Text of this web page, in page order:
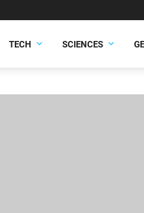
TECH SCIENCES